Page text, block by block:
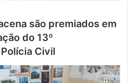
são premiados em
do 13º
Civil